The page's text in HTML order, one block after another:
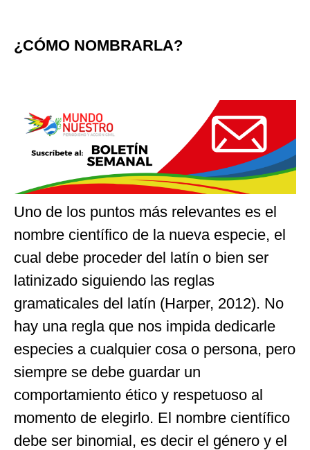
¿CÓMO NOMBRARLA?
Uno de los puntos más relevantes es el
nombre científico de la nueva especie, el
cual debe proceder del latín o bien ser
latinizado siguiendo las reglas
gramaticales del latín (Harper, 2012). No
hay una regla que nos impida dedicarle
especies a cualquier cosa o persona, pero
siempre se debe guardar un
comportamiento ético y respetuoso al
momento de elegirlo. El nombre científico
debe ser binomial, es decir el género y el